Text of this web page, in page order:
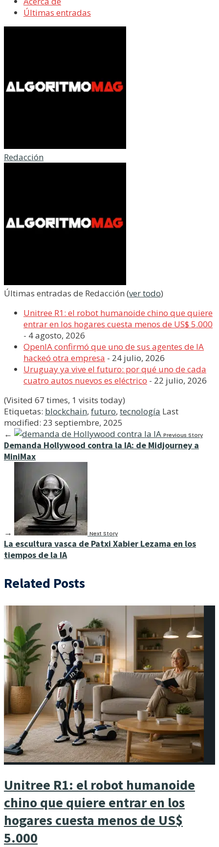
Últimas entradas
Redacción
Últimas entradas de Redacción (ver todo)
Unitree R1: el robot humanoide chino que quiere
entrar en los hogares cuesta menos de US$ 5.000
- 4 agosto, 2026
OpenIA confirmó que uno de sus agentes de IA
hackeó otra empresa - 24 julio, 2026
Uruguay ya vive el futuro: por qué uno de cada
cuatro autos nuevos es eléctrico - 22 julio, 2026
(Visited 67 times, 1 visits today)
Etiquetas: blockchain, futuro, tecnología Last
modified: 23 septiembre, 2025
←
Previous Story
Demanda Hollywood contra la IA: de Midjourney a
MiniMax
→ Next Story
La escultura vasca de Patxi Xabier Lezama en los
tiempos de la IA
Related Posts
Unitree R1: el robot humanoide
chino que quiere entrar en los
hogares cuesta menos de US$
5.000